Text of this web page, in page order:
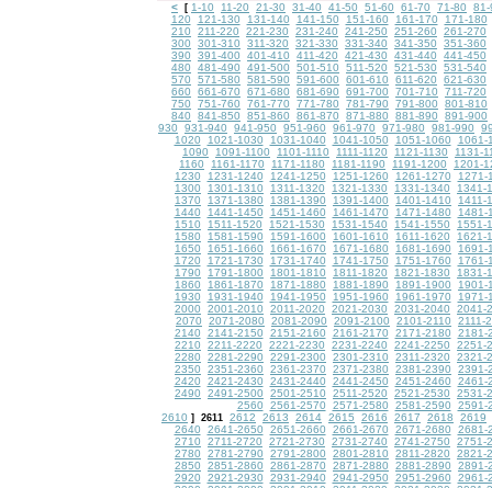
< [ 1-10 11-20 21-30 31-40 41-50 51-60 61-70 71-80
81-
120
121-130 131-140 141-150 151-160 161-170
171-180
210
211-220 221-230 231-240 241-250 251-260
261-270
300
301-310 311-320 321-330 331-340 341-350
351-360
390
391-400 401-410 411-420 421-430 431-440
441-450
480
481-490 491-500 501-510 511-520 521-530
531-540
570
571-580 581-590 591-600 601-610 611-620
621-630
660
661-670 671-680 681-690 691-700 701-710
711-720
750
751-760 761-770 771-780 781-790 791-800
801-810
840
841-850 851-860 861-870 871-880 881-890
891-900
930
931-940 941-950 951-960 961-970 971-980 981-990
1020
1021-1030 1031-1040 1041-1050 1051-1060
1061-
1090
1091-1100 1101-1110 1111-1120 1121-1130
1131-
1160
1161-1170 1171-1180 1181-1190 1191-1200
1201-
1230
1231-1240 1241-1250 1251-1260 1261-1270
1271-
1300
1301-1310 1311-1320 1321-1330 1331-1340
1341-
1370
1371-1380 1381-1390 1391-1400 1401-1410
1411-
1440
1441-1450 1451-1460 1461-1470 1471-1480
1481-
1510
1511-1520 1521-1530 1531-1540 1541-1550
1551-
1580
1581-1590 1591-1600 1601-1610 1611-1620
1621-
1650
1651-1660 1661-1670 1671-1680 1681-1690
1691-
1720
1721-1730 1731-1740 1741-1750 1751-1760
1761-
1790
1791-1800 1801-1810 1811-1820 1821-1830
1831-
1860
1861-1870 1871-1880 1881-1890 1891-1900
1901-
1930
1931-1940 1941-1950 1951-1960 1961-1970
1971-
2000
2001-2010 2011-2020 2021-2030 2031-2040
2041-
2070
2071-2080 2081-2090 2091-2100 2101-2110
2111-
2140
2141-2150 2151-2160 2161-2170 2171-2180
2181-
2210
2211-2220 2221-2230 2231-2240 2241-2250
2251-
2280
2281-2290 2291-2300 2301-2310 2311-2320
2321-
2350
2351-2360 2361-2370 2371-2380 2381-2390
2391-
2420
2421-2430 2431-2440 2441-2450 2451-2460
2461-
2490
2491-2500 2501-2510 2511-2520 2521-2530
2531-
2560
2561-2570 2571-2580 2581-2590
2591-
2610 ] 2611 2612 2613 2614 2615 2616 2617 2618
2619
2640
2641-2650 2651-2660 2661-2670 2671-2680
2681-
2710
2711-2720 2721-2730 2731-2740 2741-2750
2751-
2780
2781-2790 2791-2800 2801-2810 2811-2820
2821-
2850
2851-2860 2861-2870 2871-2880 2881-2890
2891-
2920
2921-2930 2931-2940 2941-2950 2951-2960
2961-